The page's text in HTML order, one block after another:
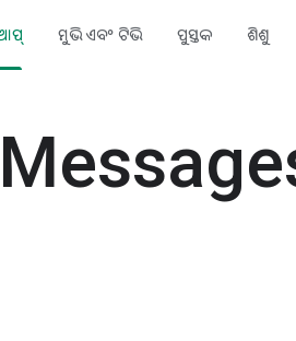
ମୁଭି ଏବଂ ଟିଭି ପୁସ୍ତକ ଶିଶୁ